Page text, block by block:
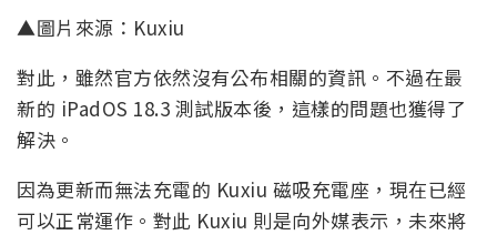
▲圖片來源：Kuxiu
對此，雖然官方依然沒有公布相關的資訊。不過在最
新的 iPadOS 18.3 測試版本後，這樣的問題也獲得了
解決。
因為更新而無法充電的 Kuxiu 磁吸充電座，現在已經
可以正常運作。對此 Kuxiu 則是向外媒表示，未來將